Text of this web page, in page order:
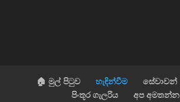
🏠 මුල් පිටුව හැඳින්වීම සේවාවන්
පිංතූර ගැලරිය
අප අමතන්න